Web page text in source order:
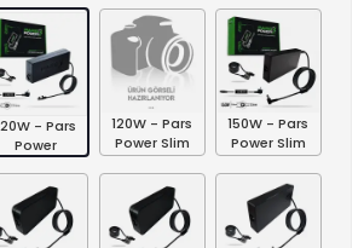
- Pars
Power
120W - Pars
Power Slim
150W - Pars
Power Slim